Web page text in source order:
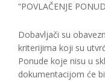
“POVLAČENJE
Dobavljači su
kriterijima koji su
Ponude koje nisu u
dokumentacijom će